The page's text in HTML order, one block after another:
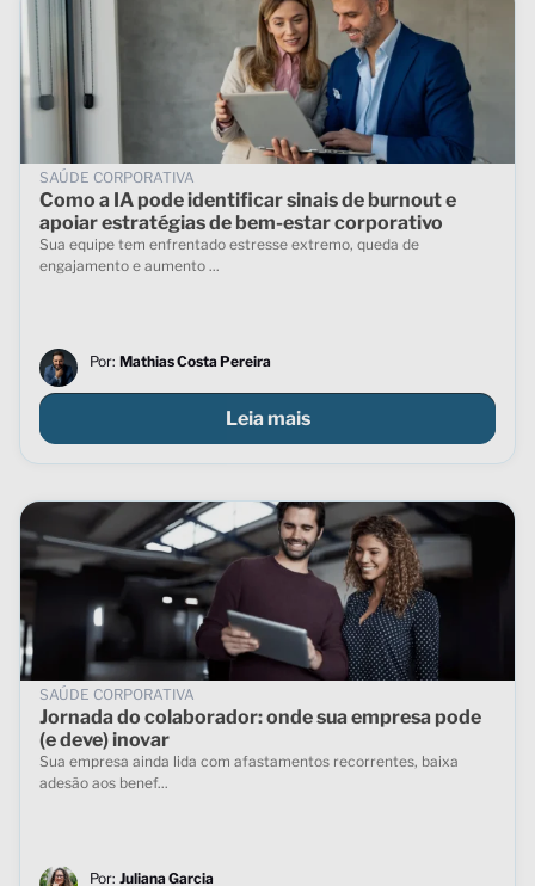
SAÚDE CORPORATIVA
Como a IA pode identificar sinais de burnout e
apoiar estratégias de bem-estar corporativo
Sua equipe tem enfrentado estresse extremo, queda de
engajamento e aumento ...
Por: Mathias Costa Pereira
Leia mais
SAÚDE CORPORATIVA
Jornada do colaborador: onde sua empresa pode
(e deve) inovar
Sua empresa ainda lida com afastamentos recorrentes, baixa
adesão aos benef...
Por: Juliana Garcia